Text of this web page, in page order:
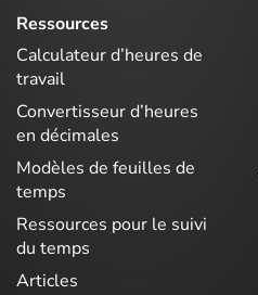
Ressources
Calculateur d’heures de
travail
Convertisseur d’heures
en décimales
Modèles de feuilles de
temps
Ressources pour le suivi
du temps
Articles